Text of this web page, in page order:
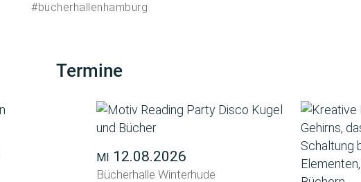
#bücherhallenhamburg
Termine
MI 12.08.2026
Bücherhalle Winterhude